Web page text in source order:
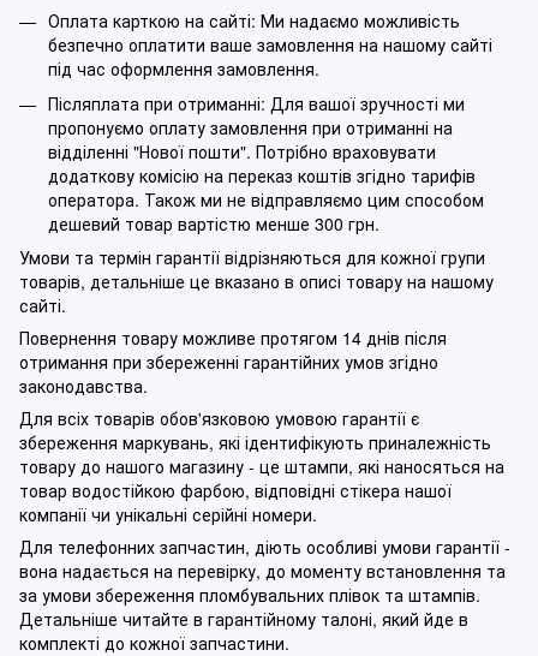
Оплата карткою на сайті: Ми надаємо можливість
безпечно оплатити ваше замовлення на нашому сайті
під час оформлення замовлення.
Післяплата при отриманні: Для вашої зручності ми
пропонуємо оплату замовлення при отриманні на
відділенні "Нової пошти". Потрібно враховувати
додаткову комісію на переказ коштів згідно тарифів
оператора. Також ми не відправляємо цим способом
дешевий товар вартістю менше 300 грн.
Умови та термін гарантії відрізняються для кожної групи
товарів, детальніше це вказано в описі товару на нашому
сайті.
Повернення товару можливе протягом 14 днів після
отримання при збереженні гарантійних умов згідно
законодавства.
Для всіх товарів обов'язковою умовою гарантії є
збереження маркувань, які ідентифікують приналежність
товару до нашого магазину - це штампи, які наносяться на
товар водостійкою фарбою, відповідні стікера нашої
компанії чи унікальні серійні номери.
Для телефонних запчастин, діють особливі умови гарантії -
вона надається на перевірку, до моменту встановлення та
за умови збереження пломбувальних плівок та штампів.
Детальніше читайте в гарантійному талоні, який йде в
комплекті до кожної запчастини.